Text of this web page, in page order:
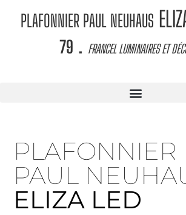
PLAFONNIER PAUL NEUHAUS
79 . FRANCEL LUMINAIRES ET
PLAFONNIER
PAUL
ELIZA LED